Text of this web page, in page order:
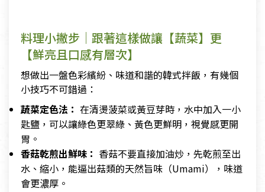
料理小撇步｜跟著這樣做讓【蔬菜】更
【鮮亮且口感有層次】
想做出一盤色彩繽紛、味道和諧的韓式拌飯，有幾個
小技巧不可錯過：
蔬菜定色法： 在清燙菠菜或黃豆芽時，水中加入一小
匙鹽，可以讓綠色更翠綠、黃色更鮮明，視覺感更開
胃。
香菇乾煎出鮮味： 香菇不要直接加油炒，先乾煎至出
水、縮小，能逼出菇類的天然旨味（Umami），味道
會更濃厚。